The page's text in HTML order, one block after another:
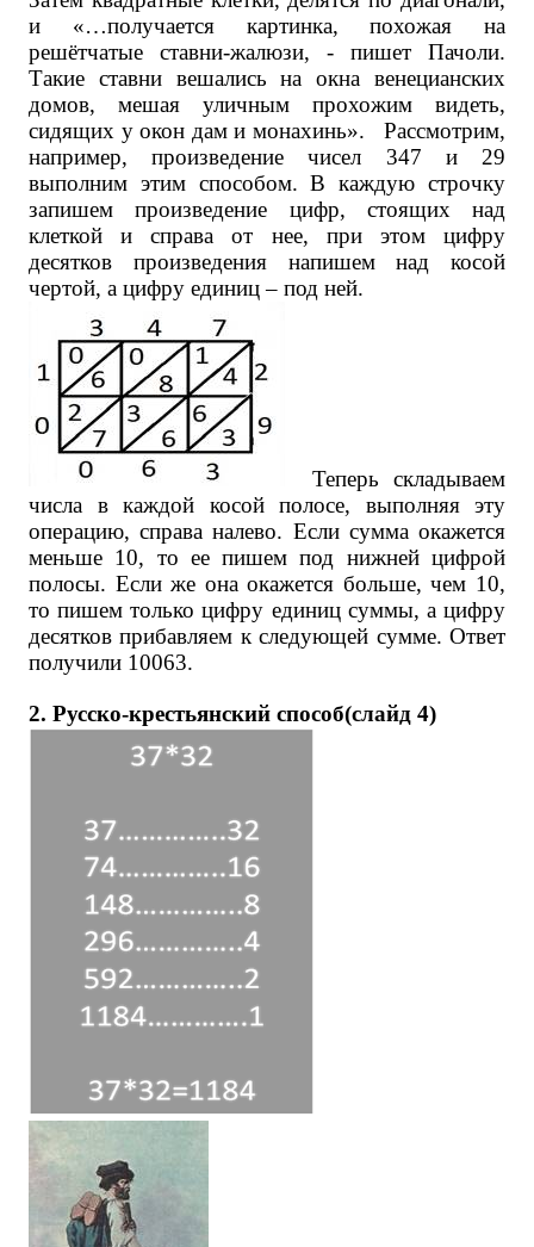
и «…получается картинка, похожая на
решётчатые ставни-жалюзи, - пишет Пачоли.
Такие ставни вешались на окна венецианских
домов, мешая уличным прохожим видеть,
сидящих у окон дам и монахинь». Рассмотрим,
например, произведение чисел 347 и 29
выполним этим способом. В каждую строчку
запишем произведение цифр, стоящих над
клеткой и справа от нее, при этом цифру
десятков произведения напишем над косой
чертой, а цифру единиц – под ней.
Теперь складываем
числа в каждой косой полосе, выполняя эту
операцию, справа налево. Если сумма окажется
меньше 10, то ее пишем под нижней цифрой
полосы. Если же она окажется больше, чем 10,
то пишем только цифру единиц суммы, а цифру
десятков прибавляем к следующей сумме. Ответ
получили 10063.
2. Русско-крестьянский способ(слайд 4)